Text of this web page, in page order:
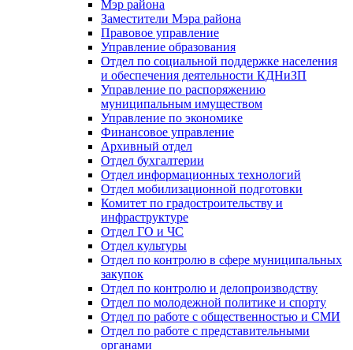
Мэр района
Заместители Мэра района
Правовое управление
Управление образования
Отдел по социальной поддержке населения
и обеспечения деятельности КДНиЗП
Управление по распоряжению
муниципальным имуществом
Управление по экономике
Финансовое управление
Архивный отдел
Отдел бухгалтерии
Отдел информационных технологий
Отдел мобилизационной подготовки
Комитет по градостроительству и
инфраструктуре
Отдел ГО и ЧС
Отдел культуры
Отдел по контролю в сфере муниципальных
закупок
Отдел по контролю и делопроизводству
Отдел по молодежной политике и спорту
Отдел по работе с общественностью и СМИ
Отдел по работе с представительными
органами